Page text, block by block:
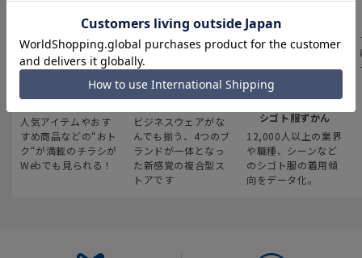
最新のお買い得情報
人気アイテムやおす
すめ商品などの“おト
ク“が満載のチラシが
Webでも見られる！
スーツスクエア
ビジネスウェアがな
んでも揃う、4つのブ
ランドが一体となっ
た新感覚の複合型ス
トアです
みんなの
シゴト服ずかん
12,000人以上の業界
や職種、シーンなど
のシゴト服の着用傾
向をデータ化。